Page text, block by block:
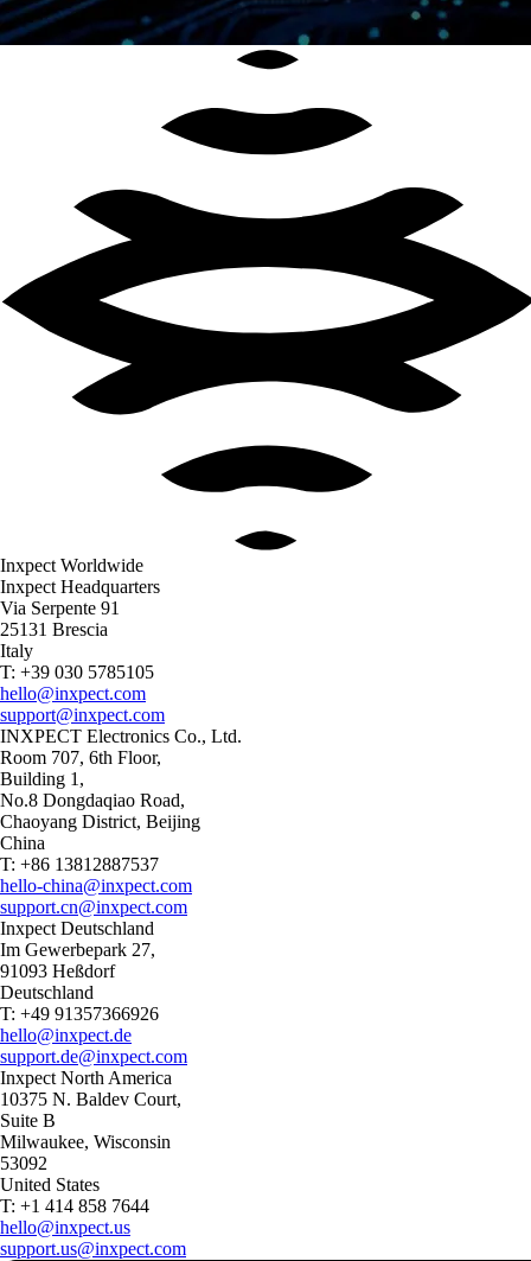
Inxpect Worldwide
Inxpect Headquarters
Via Serpente 91
25131 Brescia
Italy
T: +39 030 5785105
hello@inxpect.com
support@inxpect.com
INXPECT Electronics Co., Ltd.
Room 707, 6th Floor,
Building 1,
No.8 Dongdaqiao Road,
Chaoyang District, Beijing
China
T: +86 13812887537
hello-china@inxpect.com
support.cn@inxpect.com
Inxpect Deutschland
Im Gewerbepark 27,
91093 Heßdorf
Deutschland
T: +49 91357366926
hello@inxpect.de
support.de@inxpect.com
Inxpect North America
10375 N. Baldev Court,
Suite B
Milwaukee, Wisconsin
53092
United States
T: +1 414 858 7644
hello@inxpect.us
support.us@inxpect.com